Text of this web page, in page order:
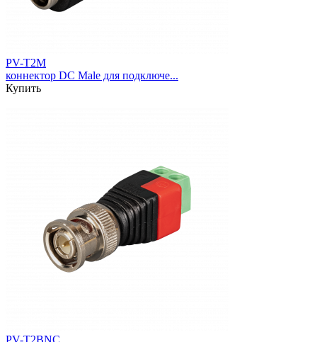
PV-T2M
коннектор DC Male для подключе...
Купить